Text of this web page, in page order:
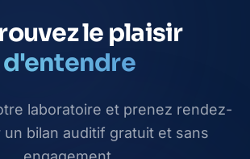
le plaisir
d'entendre
laboratoire et prenez rendez-
bilan auditif gratuit et sans